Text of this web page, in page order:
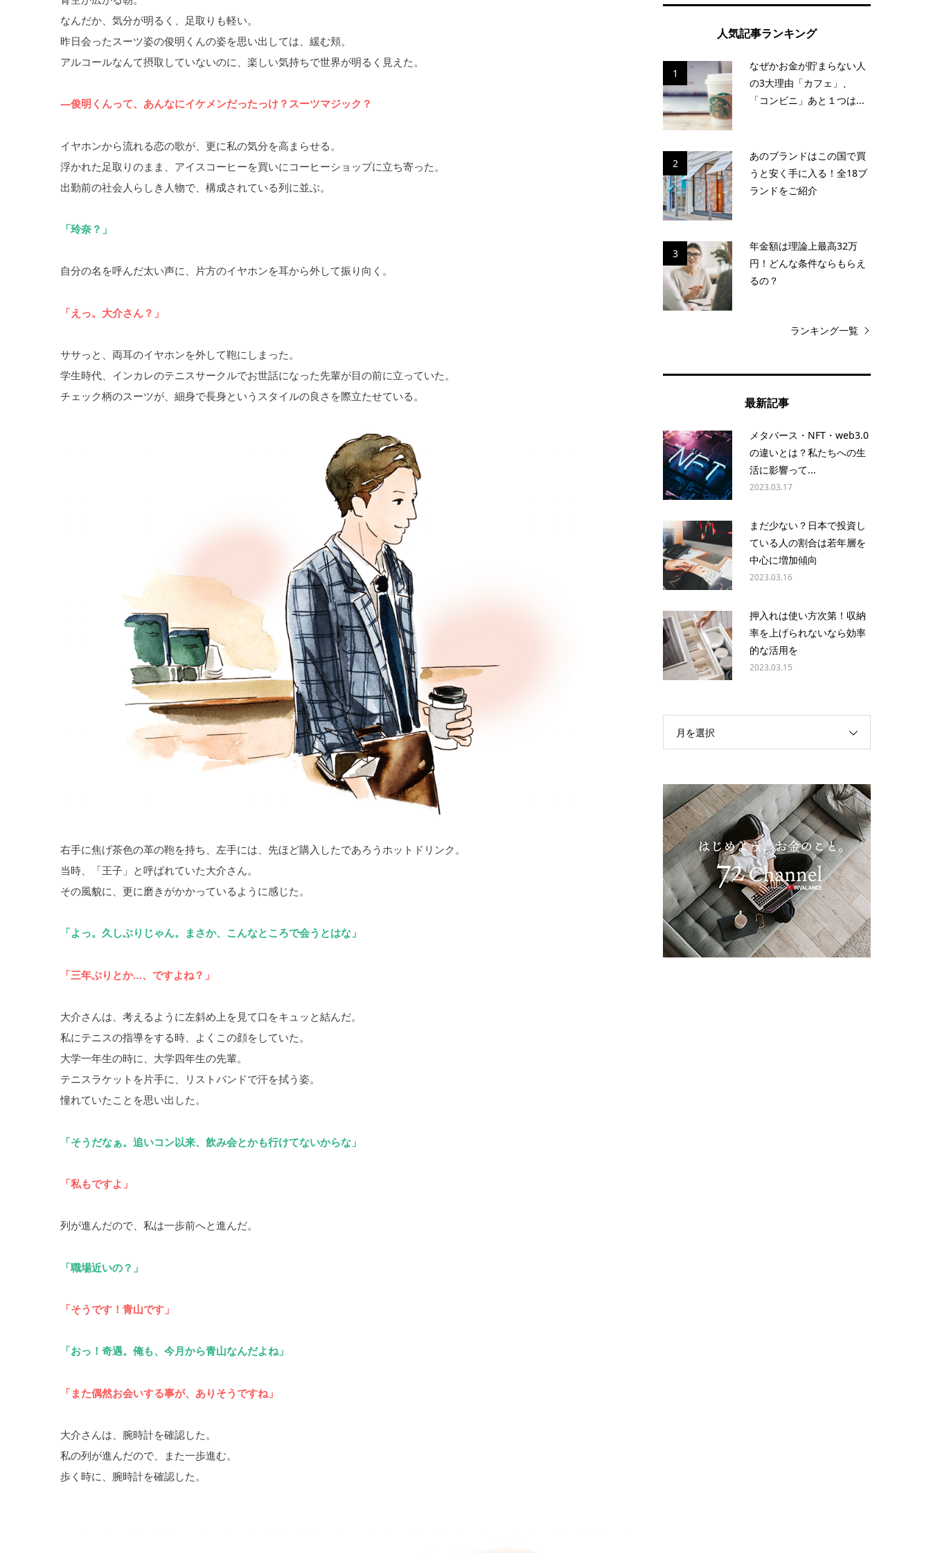
なんだか、気分が明るく、足取りも軽い。
昨日会ったスーツ姿の俊明くんの姿を思い出しては、緩む頬。
アルコールなんて摂取していないのに、楽しい気持ちで世界が明るく見えた。
―俊明くんって、あんなにイケメンだったっけ？スーツマジック？
イヤホンから流れる恋の歌が、更に私の気分を高まらせる。
浮かれた足取りのまま、アイスコーヒーを買いにコーヒーショップに立ち寄った。
出勤前の社会人らしき人物で、構成されている列に並ぶ。
「玲奈？」
自分の名を呼んだ太い声に、片方のイヤホンを耳から外して振り向く。
「えっ。大介さん？」
ササっと、両耳のイヤホンを外して鞄にしまった。
学生時代、インカレのテニスサークルでお世話になった先輩が目の前に立っていた。
チェック柄のスーツが、細身で長身というスタイルの良さを際立たせている。
右手に焦げ茶色の革の鞄を持ち、左手には、先ほど購入したであろうホットドリンク。
当時、「王子」と呼ばれていた大介さん。
その風貌に、更に磨きがかかっているように感じた。
「よっ。久しぶりじゃん。まさか、こんなところで会うとはな」
「三年ぶりとか…、ですよね？」
大介さんは、考えるように左斜め上を見て口をキュッと結んだ。
私にテニスの指導をする時、よくこの顔をしていた。
大学一年生の時に、大学四年生の先輩。
テニスラケットを片手に、リストバンドで汗を拭う姿。
憧れていたことを思い出した。
「そうだなぁ。追いコン以来、飲み会とかも行けてないからな」
「私もですよ」
列が進んだので、私は一歩前へと進んだ。
「職場近いの？」
「そうです！青山です」
「おっ！奇遇。俺も、今月から青山なんだよね」
「また偶然お会いする事が、ありそうですね」
大介さんは、腕時計を確認した。
私の列が進んだので、また一歩進む。
歩く時に、腕時計を確認した。
人気記事ランキング
1
なぜかお金が貯まらない人
の3大理由「カフェ」、
「コンビニ」あと１つは...
2
あのブランドはこの国で買
うと安く手に入る！全18ブ
ランドをご紹介
3
年金額は理論上最高32万
円！どんな条件ならもらえ
るの？
ランキング一覧
最新記事
メタバース・NFT・web3.0
の違いとは？私たちへの生
活に影響って...
2023.03.17
まだ少ない？日本で投資し
ている人の割合は若年層を
中心に増加傾向
2023.03.16
押入れは使い方次第！収納
率を上げられないなら効率
的な活用を
2023.03.15
月を選択